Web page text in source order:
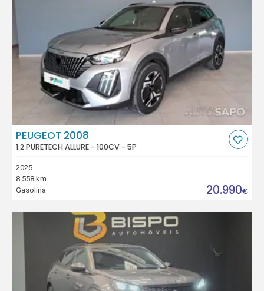
PEUGEOT 2008
1.2 PURETECH ALLURE - 100CV - 5P
2025
8.558 km
Gasolina
20.990€